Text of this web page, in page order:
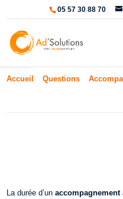
Ouvrir la barre d’outils
05 57 30 88 70
Accueil Questions
La durée d’unaccompagnement